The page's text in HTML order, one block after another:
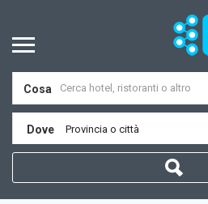
Cosa
Dove Provincia o città